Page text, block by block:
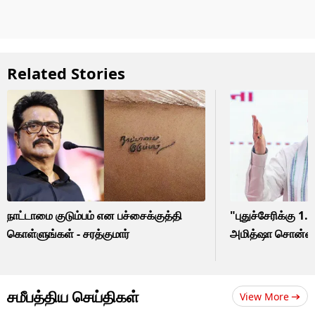
Related Stories
நாட்டாமை குடும்பம் என பச்சைக்குத்தி
கொள்ளுங்கள் - சரத்குமார்
"புதுச்சேரிக்கு
அமித்ஷா சொன்ன
சமீபத்திய செய்திகள் View More